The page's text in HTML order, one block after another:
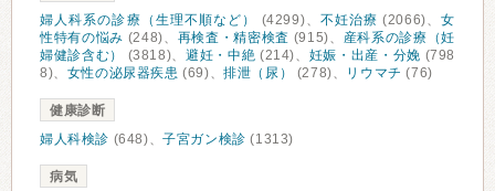
婦人科系の診療（生理不順など）
(4299)、 不妊治療 (2066)、女
性特有の悩み (248)、 再検査・精密検査 (915)、
産科系の診療（妊
婦健診含む）
(3818)、 避妊・中絶 (214)、 妊娠・出産・分娩 (798
8)、 女性の泌尿器疾患 (69)、排泄（尿） (278)、 リウマチ (76)
健康診断
婦人科検診 (648)、子宮ガン検診 (1313)
病気